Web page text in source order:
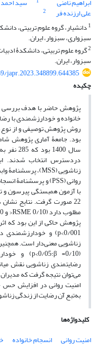
ابراهیم نامنی
سید
علی ارزنده فر
2
1 دانشیار، گروه علوم تربیتی،
سبزواری، سبزوار، ایران.
2گروه علوم تربیتی، دانشکدۀ
سبزوار، ایران.
japr.2023.348899.644385
چکیده
پژوهش حاضر با هدف بررسی
خانواده و خودارزشمندی با
روش پژوهش توصیفی و از
بود. جامعۀ آماری پژوهش
سال
دردسترس انتخاب شدند.
22 صورت گرفت. نتایج
زناشویی معنی‌دار است.
رضایتمندی زناشویی نقش
می‌توان نتیجه گرفت که
امنیت روانی در افزایش حس
به‌تبع آن رضایت از زندگی
کلیدواژه‌ها
امنیت روانی
انسجام خانواده